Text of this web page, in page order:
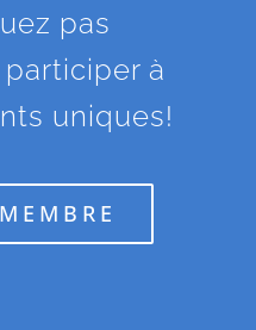
pas
participer à
uniques!